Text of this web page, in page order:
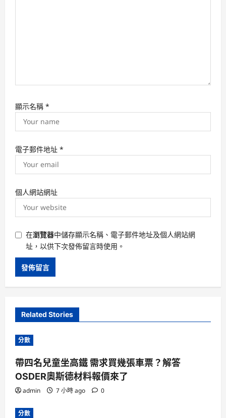
顯示名稱 *
電子郵件地址 *
個人網站網址
在瀏覽器中儲存顯示名稱、電子郵件地址及個人網站網
址，以供下次發佈留言時使用。
Related Stories
分數
帶四名兒童坐高鐵 需求買幾張車票？解答
OSDER奧斯德材料報價來了
admin 7 小時 ago 0
分數